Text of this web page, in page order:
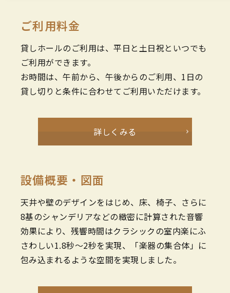
ご利用料金
貸しホールのご利用は、平日と土日祝といつでも
ご利用ができます。
お時間は、午前から、午後からのご利用、1日の
貸し切りと条件に合わせてご利用いただけます。
詳しくみる
設備概要・図面
天井や壁のデザインをはじめ、床、椅子、さらに
8基のシャンデリアなどの緻密に計算された音響
効果により、残響時間はクラシックの室内楽にふ
さわしい1.8秒～2秒を実現、「楽器の集合体」に
包み込まれるような空間を実現しました。